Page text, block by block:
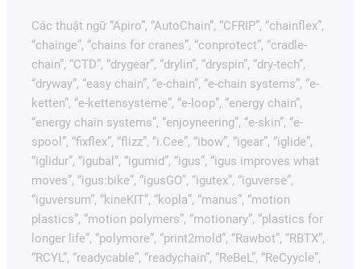
Các thuật ngữ “Apiro”, “AutoChain”, “CFRIP”, “chainflex”,
“chainge”, “chains for cranes”, “conprotect”, “cradle-
chain”, “CTD”, “drygear”, “drylin”, “dryspin”, “dry-tech”,
“dryway”, “easy chain”, “e-chain”, “e-chain systems”, “e-
ketten”, “e-kettensysteme”, “e-loop”, “energy chain”,
“energy chain systems”, “enjoyneering”, “e-skin”, “e-
spool”, “fixflex”, “flizz”, “i.Cee”, “ibow”, “igear”, “iglide”,
“iglidur”, “igubal”, “igumid”, “igus”, “igus improves what
moves”, “igus:bike”, “igusGO”, “igutex”, “iguverse”,
“iguversum”, “kineKIT”, “kopla”, “manus”, “motion
plastics”, “motion polymers”, “motionary”, “plastics for
longer life”, “polymore”, “print2mold”, “Rawbot”, “RBTX”,
“RCYL”, “readycable”, “readychain”, “ReBeL”, “ReCyycle”,